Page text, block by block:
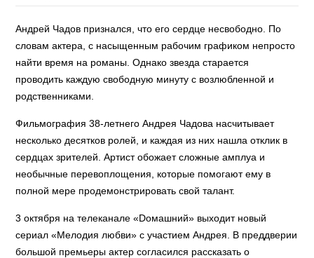
Андрей Чадов признался, что его сердце несвободно. По
словам актера, с насыщенным рабочим графиком непросто
найти время на романы. Однако звезда старается
проводить каждую свободную минуту с возлюбленной и
родственниками.
Фильмография 38-летнего Андрея Чадова насчитывает
несколько десятков ролей, и каждая из них нашла отклик в
сердцах зрителей. Артист обожает сложные амплуа и
необычные перевоплощения, которые помогают ему в
полной мере продемонстрировать свой талант.
3 октября на телеканале «Doмашний» выходит новый
сериал «Мелодия любви» с участием Андрея. В преддверии
большой премьеры актер согласился рассказать о